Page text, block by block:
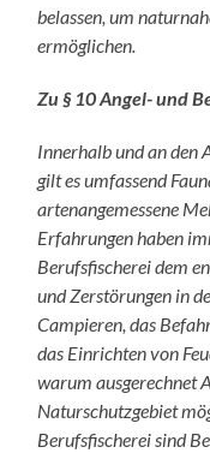
belassen, um
ermöglichen.
Zu § 10 Angel- und
Innerhalb und an den
gilt es umfassend
artenangemessene
Erfahrungen haben
Berufsfischerei dem
und Zerstörungen in
Campieren, das
das Einrichten von
warum ausgerechnet
Naturschutzgebiet
Berufsfischerei sind